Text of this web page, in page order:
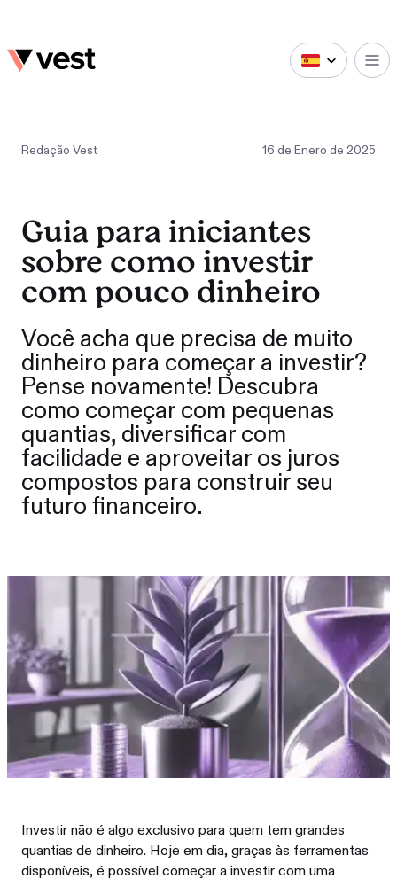
Guia para iniciantes
sobre como investir
com pouco dinheiro
Você acha que precisa de muito
dinheiro para começar a investir?
Pense novamente! Descubra
como começar com pequenas
quantias, diversificar com
facilidade e aproveitar os juros
compostos para construir seu
futuro financeiro.
Redação Vest 16 de Enero de 2025
Investir não é algo exclusivo para quem tem grandes
quantias de dinheiro. Hoje em dia, graças às ferramentas
disponíveis, é possível começar a investir com uma